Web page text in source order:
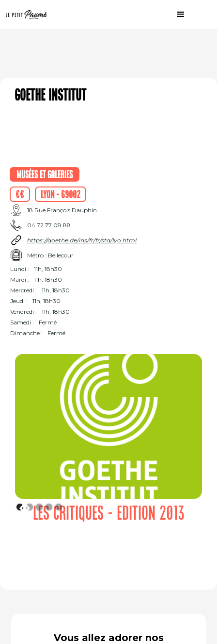
Goethe Institut
Musées et galeries
€€
Lyon - 69002
18 Rue François Dauphin
04 72 77 08 88
https://goethe.de/ins/fr/fr/sta/lyo.html
Métro : Bellecour
Lundi :
11h, 18h30
Mardi :
11h, 18h30
Mercredi :
11h, 18h30
Jeudi :
11h, 18h30
Vendredi :
11h, 18h30
Samedi :
Fermé
Dimanche :
Fermé
LES CRITIQUES - EDITION 2013
Vous allez adorer nos